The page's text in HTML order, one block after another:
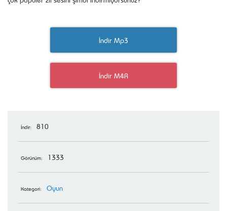
İndir Mp3
İndir M4R
İndir: 810
Görünüm: 1333
Kategori: Oyun